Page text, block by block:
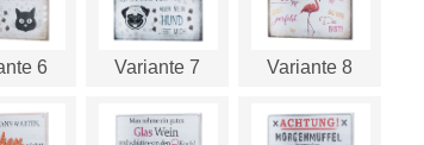
6 Variante 7 Variante 8